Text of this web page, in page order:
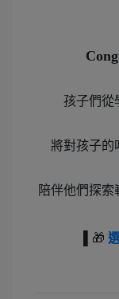
孩子們從
將對孩子的
陪伴他們探索
🎁